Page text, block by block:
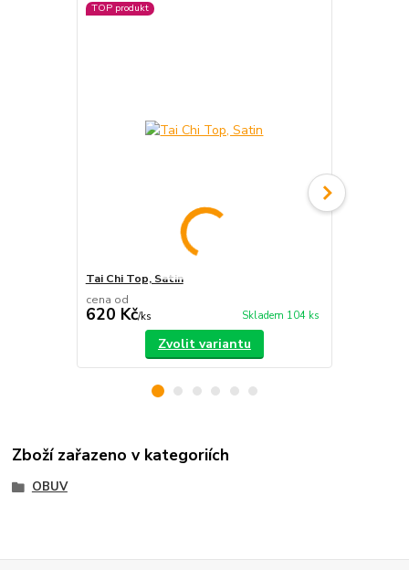
TOP produkt
Tai Chi Top, Satin
cena od
620 Kč/ks Skladem 104 ks
Zvolit variantu
Zboží zařazeno v kategoriích
OBUV